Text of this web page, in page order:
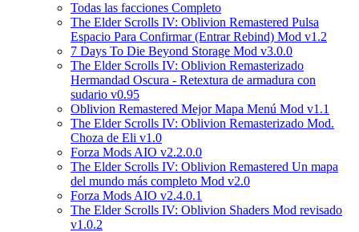
Todas las facciones Completo
The Elder Scrolls IV: Oblivion Remastered Pulsa
Espacio Para Confirmar (Entrar Rebind) Mod v1.2
7 Days To Die Beyond Storage Mod v3.0.0
The Elder Scrolls IV: Oblivion Remasterizado
Hermandad Oscura - Retextura de armadura con
sudario v0.95
Oblivion Remastered Mejor Mapa Menú Mod v1.1
The Elder Scrolls IV: Oblivion Remasterizado Mod.
Choza de Eli v1.0
Forza Mods AIO v2.2.0.0
The Elder Scrolls IV: Oblivion Remastered Un mapa
del mundo más completo Mod v2.0
Forza Mods AIO v2.4.0.1
The Elder Scrolls IV: Oblivion Shaders Mod revisado
v1.0.2